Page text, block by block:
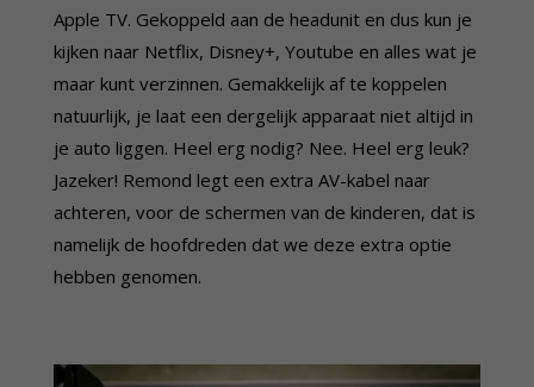
Apple TV. Gekoppeld aan de headunit en dus kun je
kijken naar Netflix, Disney+, Youtube en alles wat je
maar kunt verzinnen. Gemakkelijk af te koppelen
natuurlijk, je laat een dergelijk apparaat niet altijd in
je auto liggen. Heel erg nodig? Nee. Heel erg leuk?
Jazeker! Remond legt een extra AV-kabel naar
achteren, voor de schermen van de kinderen, dat is
namelijk de hoofdreden dat we deze extra optie
hebben genomen.